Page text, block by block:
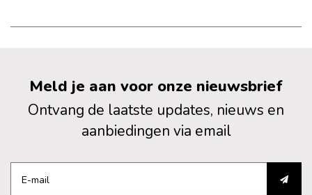
Meld je aan voor onze nieuwsbrief
Ontvang de laatste updates, nieuws en
aanbiedingen via email